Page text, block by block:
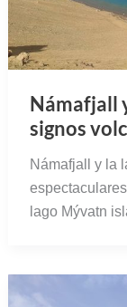
Námafjall
signos
Námafjall y la
lago Mývatn